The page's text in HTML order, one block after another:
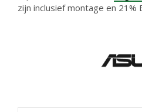
zijn inclusief montage en 21%